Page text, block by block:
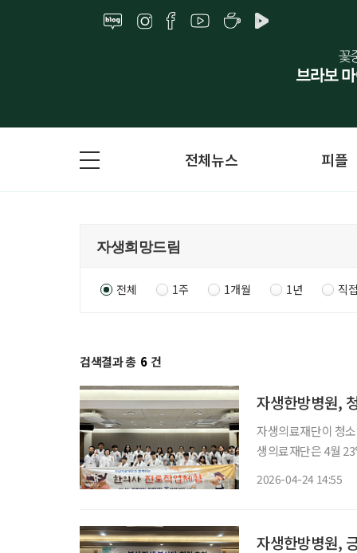
전체뉴스 피플
전체 1주 1개월 1년 직
검색결과 총 6 건
자생한방병원,
자생의료재단이 청소
생의료재단은 4월
2026-04-24 14:55
자생한방병원,